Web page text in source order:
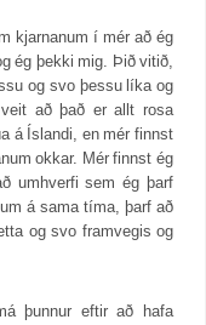
kjarnanum í mér að ég
ég þekki mig. Þið vitið,
og svo þessu líka og
að það er allt rosa
á Íslandi, en mér finnst
okkar. Mér finnst ég
umhverfi sem ég þarf
á sama tíma, þarf að
og svo framvegis og
þunnur eftir að hafa